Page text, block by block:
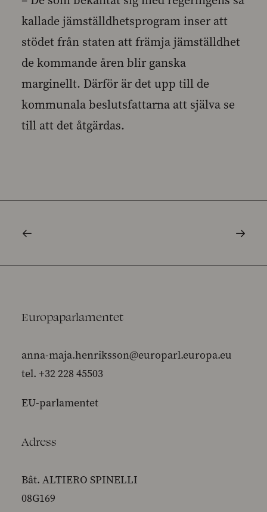
kallade jämställdhetsprogram inser att
stödet från staten att främja jämställdhet
de kommande åren blir ganska
marginellt. Därför är det upp till de
kommunala beslutsfattarna att själva se
till att det åtgärdas.
Europaparlamentet
anna-maja.henriksson@europarl.europa.eu
tel. +32 228 45503
EU-parlamentet
Adress
Bât. ALTIERO SPINELLI
08G169